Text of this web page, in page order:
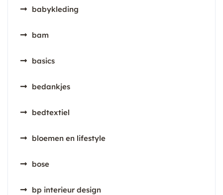
babykleding
bam
basics
bedankjes
bedtextiel
bloemen en lifestyle
bose
bp interieur design